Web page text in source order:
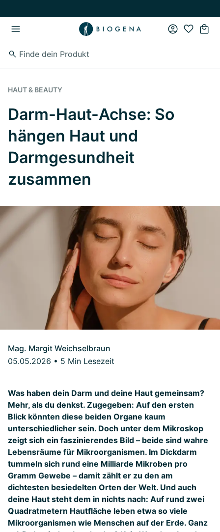
HAUT & BEAUTY
Darm-Haut-Achse: So
hängen Haut und
Darmgesundheit
zusammen
Mag. Margit Weichselbraun
05.05.2026 • 5 Min Lesezeit
Was haben dein Darm und deine Haut gemeinsam?
Mehr, als du denkst. Zugegeben: Auf den ersten
Blick könnten diese beiden Organe kaum
unterschiedlicher sein. Doch unter dem Mikroskop
zeigt sich ein faszinierendes Bild – beide sind wahre
Lebensräume für Mikroorganismen. Im Dickdarm
tummeln sich rund eine Milliarde Mikroben pro
Gramm Gewebe – damit zählt er zu den am
dichtesten besiedelten Orten der Welt. Und auch
deine Haut steht dem in nichts nach: Auf rund zwei
Quadratmetern Hautfläche leben etwa so viele
Mikroorganismen wie Menschen auf der Erde. Ganz